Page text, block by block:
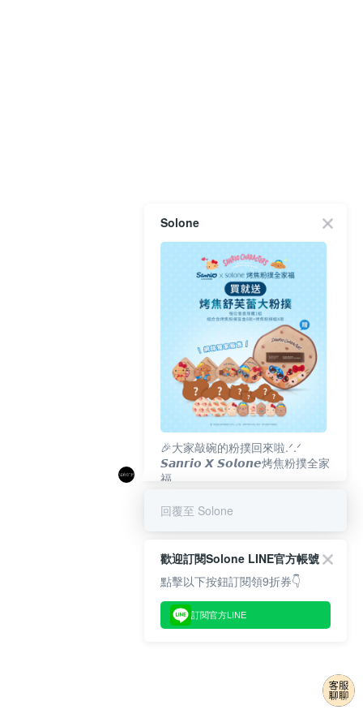
Solone
🎉大家敲碗的粉撲回來啦.ᐟ‪‪.ᐟ
𝙎𝙖𝙣𝙧𝙞𝙤 𝙓 𝙎𝙤𝙡𝙤𝙣𝙚烤焦粉撲全家
福
回覆至 Solone
歡迎訂閱Solone LINE官方帳號
點擊以下按鈕訂閱領9折券👇
訂閱官方LINE